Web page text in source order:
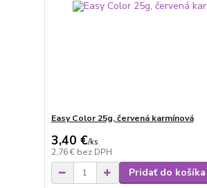
Easy Color 25g, červená karmínová
3,40 €/ks
2,76 € bez DPH
Pridať do košíka